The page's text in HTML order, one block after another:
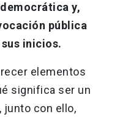
y,
pública
inicios.
elementos
significa ser un
junto con ello,